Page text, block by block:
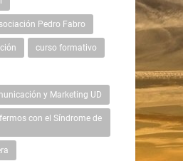
Pedro Fabro
curso formativo
y Marketing UD
con el Síndrome de